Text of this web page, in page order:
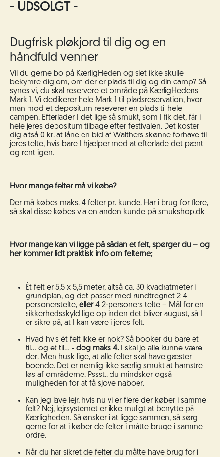
- UDSOLGT -
Dugfrisk pløkjord til dig og en
håndfuld venner
Vil du gerne bo på KærligHeden og slet ikke skulle
bekymre dig om, om der er plads til dig og din camp? Så
synes vi, du skal reservere et område på KærligHedens
Mark 1. Vi dedikerer hele Mark 1 til pladsreservation, hvor
man mod et depositum reseverer en plads til hele
campen. Efterlader I det lige så smukt, som I fik det, får i
hele jeres depositum tilbage efter festivalen. Det koster
dig altså 0 kr. at låne en bid af Walthers skønne forhave til
jeres telte, hvis bare I hjælper med at efterlade det pænt
og rent igen.
Hvor mange felter må vi købe?
Der må købes maks. 4 felter pr. kunde. Har i brug for flere,
så skal disse købes via en anden kunde på smukshop.dk
Hvor mange kan vi ligge på sådan et felt, spørger du – og
her kommer lidt praktisk info om felterne;
Èt felt er 5,5 x 5,5 meter, altså ca. 30 kvadratmeter i
grundplan, og det passer med rundtregnet 2 4-
personerstelte, eller 4 2-personers telte – Mål for en
sikkerhedsskyld lige op inden det bliver august, så I
er sikre på, at I kan være i jeres felt.
Hvad hvis ét felt ikke er nok? Så booker du bare et
til… og et til… - dog maks 4. I skal jo alle kunne være
der. Men husk lige, at alle felter skal have gæster
boende. Det er nemlig ikke særlig smukt at hamstre
løs af områderne. Pssst.. du mindsker også
muligheden for at få sjove naboer.
Kan jeg lave lejr, hvis nu vi er flere der køber i samme
felt? Nej, lejrsystemet er ikke muligt at benytte på
Kærligheden. Så ønsker i at ligge sammen, så sørg
gerne for at i køber de felter i måtte bruge i samme
ordre.
Når du har sikret de felter du måtte have brug for i